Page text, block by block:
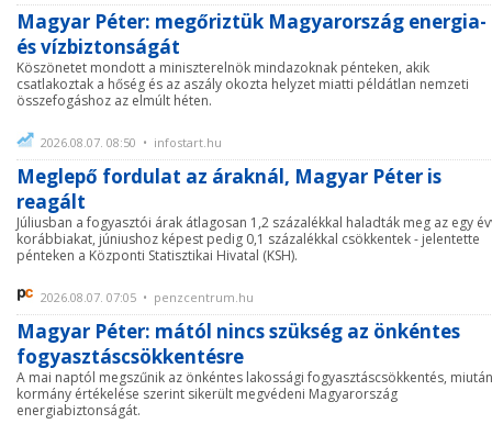
Magyar Péter: megőriztük Magyarország energia-
és vízbiztonságát
Köszönetet mondott a miniszterelnök mindazoknak pénteken, akik
csatlakoztak a hőség és az aszály okozta helyzet miatti példátlan nemzeti
összefogáshoz az elmúlt héten.
2026.08.07. 08:50 • infostart.hu
Meglepő fordulat az áraknál, Magyar Péter is
reagált
Júliusban a fogyasztói árak átlagosan 1,2 százalékkal haladták meg az egy
korábbiakat, júniushoz képest pedig 0,1 százalékkal csökkentek - jelentette
pénteken a Központi Statisztikai Hivatal (KSH).
2026.08.07. 07:05 • penzcentrum.hu
Magyar Péter: mától nincs szükség az önkéntes
fogyasztáscsökkentésre
A mai naptól megszűnik az önkéntes lakossági fogyasztáscsökkentés,
kormány értékelése szerint sikerült megvédeni Magyarország
energiabiztonságát.